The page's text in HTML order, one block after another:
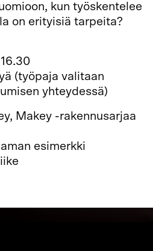
kun työskentelee
on erityisiä tarpeita?
(työpaja valitaan
yhteydessä)
Makey -rakennusarjaa
esimerkki